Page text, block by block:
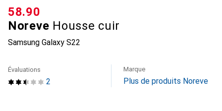
Noreve Housse cuir
Samsung Galaxy S22
CHF
58.90
2
Évaluations Marque
Plus de produits Noreve